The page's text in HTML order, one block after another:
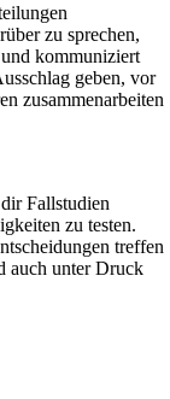
zu sprechen,
kommuniziert
geben, vor
zusammenarbeiten
Fallstudien
zu testen.
treffen
auch unter Druck